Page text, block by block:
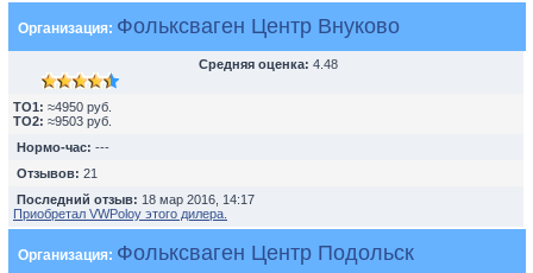
Организация: Фольксваген Центр Внуково
Средняя оценка: 4.48
TO1: ≈4950 руб.
TO2: ≈9503 руб.
Нормо-час: ---
Отзывов: 21
Последний отзыв: 18 мар 2016, 14:17
Приобретал VWPoloу этого дилера.
Организация: Фольксваген Центр Подольск